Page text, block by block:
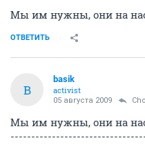
активисты раздела
B
activist
05 августа 2009
а что вам даст изучение
этому вопросу? вы